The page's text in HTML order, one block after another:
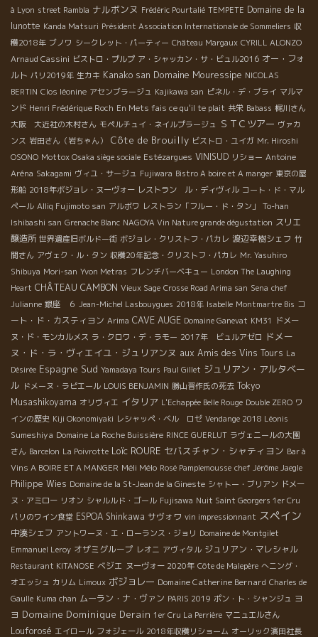
à Lyon street Rambla ナルボンヌ Frédéric Pourtalié TEMPETE Domaine de la
lunotte Kanda Matsuri Président Association Internationale de Sommeliers 収
穫2018年 ブノワ シークレット・パーティー Château Margaux CYRILL ALONZO
Arnaud Cassini ビストロ・プルプ ア・シャッカン・サ・ビュル2016 オー・フォ
ルト パリ2019年 生カキ Kanako san Domaine Mouressipe NICOLAS
BERTIN Clos léonine アセンブラージュ Kajikawa san ピネル・デ・ブライ マルマ
ンド Henri Frédérique Roch En Mets fais ce qu'il te plait 共栄 Babass 梶川さん
大阪 大近社の木村さん モペルチュイ・ネイルプラージュ ＳＴＣツアー ヴァカ
ンス 岩田さん（岩ちゃん） Côte de Brouilly ビストロ・ユイガ Mr. Hiroshi
OSONO Mottox Osaka siège sociale Estézargues VINISUD リショー Antoine
Aréna Sakagami ヴィユ・サージュ Fujiwara Bistro A boire et A manger 東京の屋
形船 2018年ボジョレ・ヌーヴォー レストラン ル・ディヴィル コート・ド・マル
ペール Alliq Fujimoto san アルボワ レストラン「フルー・ド・タン」
To-han
Ishibashi san Grenache Blanc NAGOYA Vin Nature grande dégustation スリエ
醸造所 世界遺産旧ボルドー街 ボジョレ・クリストフ・パカレ 渡辺幸樹シェフ 竹
間さん アヴェク・ル・タン 収穫20年記念・クリストフ・パカレ Mr. Yasuhiro
Shibuya Mori-san Yvon Metras フレンチバーベキュー London The Laughing
Heart CHÂTEAU CAMBON Vieux Sage Crosse Road Arima san Sena chef
Julianne 銀座 ６ Jean-Michel Lasbouygues 2018年 Isabelle Montmartre Bis コ
ート・ド・カスティヨン Arima CAVE AUGE Domaine Ganevat KM31
ドメー
ヌ・ド・モンカルメス ラ・クロワ・デ・ラモー 2017年 ビュルアゼロ ドメー
ヌ・ド・ラ・ヴィエイユ・ジュリアンヌ aux Amis des Vins Tours La
Désirée Espagne Sud Yamadaya Tours Paul Gillet ジュリアン・アルタベー
ル ドメーヌ・ラピエール LOUIS BENJAMIN 勝山晋作氏の死去 Tokyo
Musashikoyama オリヴィエ イタリア L'Echappée Belle Rouge Double ZERO ワ
インの歴史 Kiji Okonomiyaki レシャッペ・ベル ロゼ Vendange 2018 Léonis
Sumeshiya Domaine La Roche Buissière RINCE GUERLUT ラヴェニールの大園
さん Barcelon La Poivrotte Loïc ROURE セバスチャン・シャティヨン Bar à
Vins A BOIRE ET A MANGER Méli Mélo Rosé Pamplemousse chef Jérôme Jaegle
Philippe Wies Domaine de la St-Jean de la Gineste シャトー・ブリアン ドメー
ヌ・アミロー リオン シャルルド・ゴール Fujisawa Nuit Saint Georgers 1er Cru
パリのワイン食堂 ESPOA Shinkawa サヴォワ vin impressionnant スペイン
中湊シェフ アントワーヌ・エ・ローランス・ジョリ Domaine de Montgilet
Emmanuel Leroy オザミグループ レオニ アヴィタル ジュリアン・マレシャル
Restaurant KITANOSE ベジエ ヌーヴォー 2020年 Côte de Malepère へニング・
オエッシュ カリム Limoux ボジョレー Domaine Catherine Bernard Charles de
Gaulle Kuma chan ムーラン・ナ・ヴァン PARIS 2019 ポン・ト・シャンジュ ヨ
ヨ Domaine Dominique Derain 1er Cru La Perrière マニュエルさん
Louforosé エイロール フォジェール 2018年収穫リショーム オーリック濱田社長